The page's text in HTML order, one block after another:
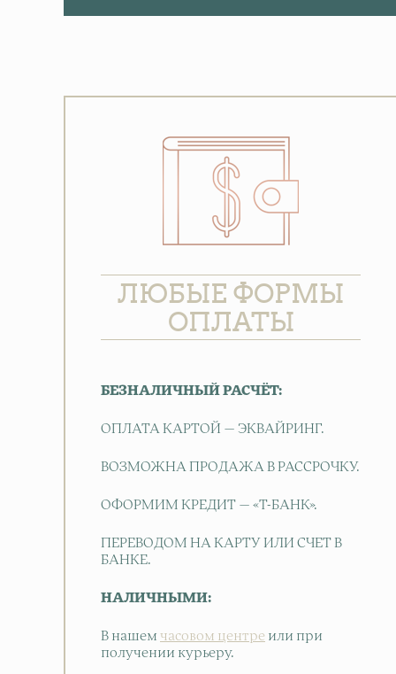
ЛЮБЫЕ ФОРМЫ
ОПЛАТЫ
БЕЗНАЛИЧНЫЙ РАСЧЁТ:
ОПЛАТА КАРТОЙ — ЭКВАЙРИНГ.
ВОЗМОЖНА ПРОДАЖА В РАССРОЧКУ.
ОФОРМИМ КРЕДИТ — «Т-БАНК».
ПЕРЕВОДОМ НА КАРТУ ИЛИ СЧЕТ В
БАНКЕ.
НАЛИЧНЫМИ:
В нашем часовом центре или при
получении курьеру.